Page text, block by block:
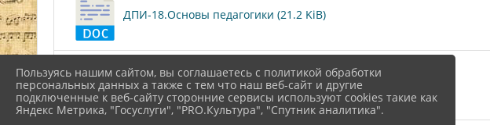
ДПИ-18.Основы педагогики (21.2 KiB)
Литература ХВ-19, ХР-19 27ноября (83.5 KiB)
Пользуясь нашим сайтом, вы соглашаетесь с политикой обработки
персональных данных а также с тем что наш веб-сайт и другие
подключенные к веб-сайту сторонние сервисы используют cookies такие как
Яндекс Метрика, "Госуслуги", "PRO.Культура", "Спутник аналитика".